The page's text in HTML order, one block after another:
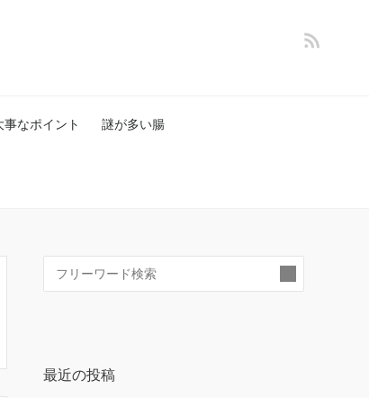
なポイント 謎が多い腸
最近の投稿